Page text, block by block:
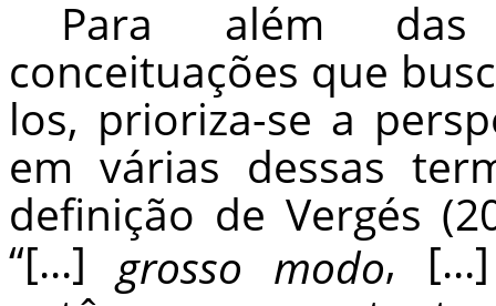
Para além das
conceituações que
los, prioriza-se a
em várias dessas
definição de Vergés
“[...] grosso modo,